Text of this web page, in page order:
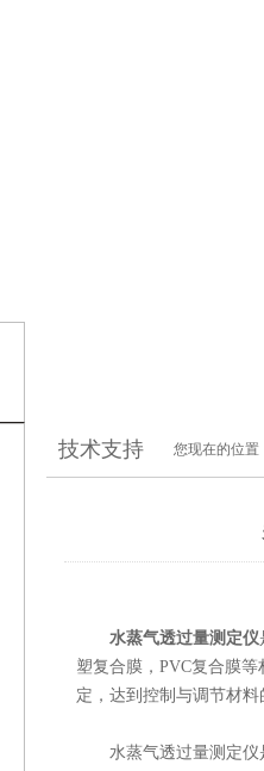
技术支持 您现在的位置
水蒸气透过量测定仪
塑复合膜，PVC复合膜
定，达到控制与调节材料
水蒸气透过量测定仪是